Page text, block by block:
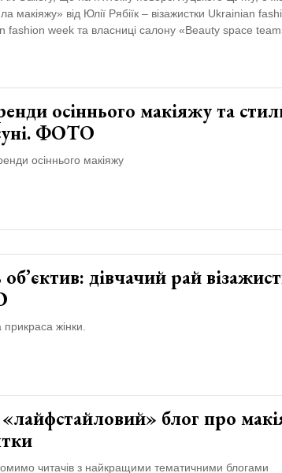
макіяжу» від Юлії Рябіїк – візажистки Ukrainian
fashion week та власниці салону «Beauty space
осіннього макіяжу та
ФОТО
осіннього макіяжу
дівчачий рай
жінки.
блог про
читачів з найкращими тематичними блогами